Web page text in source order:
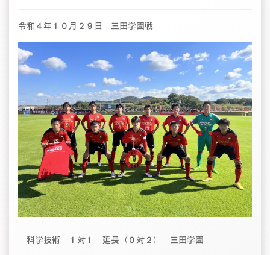
令和４年１０月２９日 三田学園戦
科学技術 １対１ 延長（０対２） 三田学園